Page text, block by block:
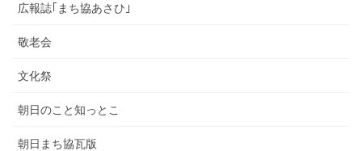
広報誌｢まち協あさひ｣
敬老会
文化祭
朝日のこと知っとこ
朝日まち協瓦版